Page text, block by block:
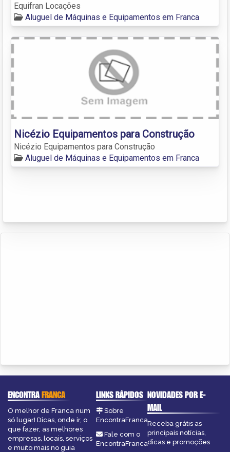
Equifran Locações
Aluguel de Máquinas e Equipamentos em Franca
Nicézio Equipamentos para Construção
Nicézio Equipamentos para Construção
Aluguel de Máquinas e Equipamentos em Franca
ENCONTRAFRANCA
O melhor de Franca num
só lugar! Dicas, onde ir, o
que fazer, as melhores
empresas, locais, serviços
e muito mais no guia
LINKS RÁPIDOS
Sobre
EncontraFranca
Fale com o
EncontraFranca
NOVIDADES POR E-
MAIL
Receba grátis as
principais notícias,
dicas e promoções